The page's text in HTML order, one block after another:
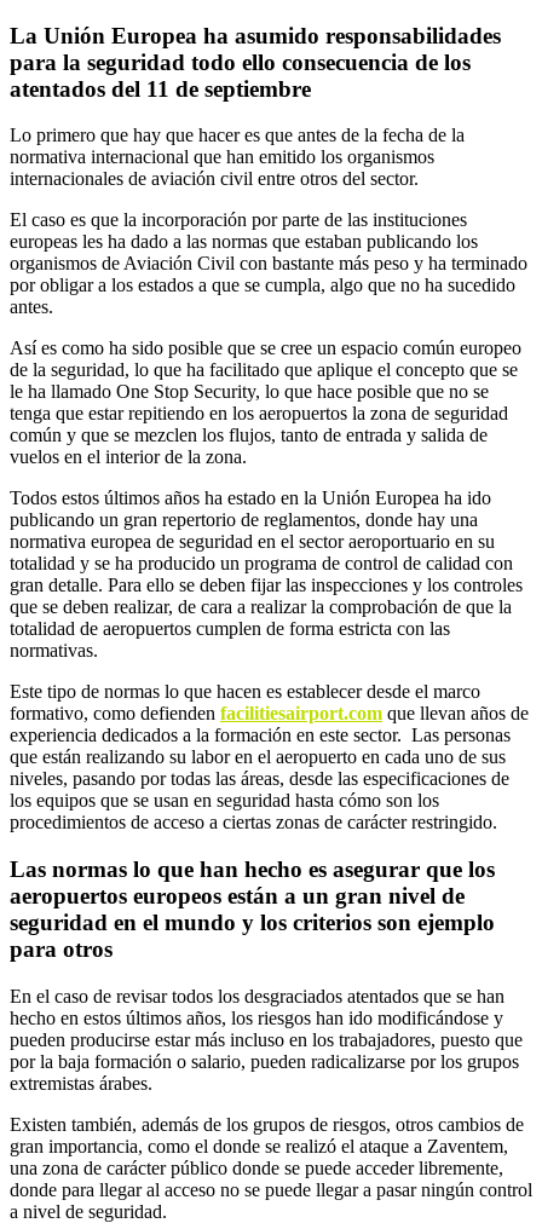
La Unión Europea ha asumido responsabilidades
para la seguridad todo ello consecuencia de los
atentados del 11 de septiembre
Lo primero que hay que hacer es que antes de la fecha de la
normativa internacional que han emitido los organismos
internacionales de aviación civil entre otros del sector.
El caso es que la incorporación por parte de las instituciones
europeas les ha dado a las normas que estaban publicando los
organismos de Aviación Civil con bastante más peso y ha terminado
por obligar a los estados a que se cumpla, algo que no ha sucedido
antes.
Así es como ha sido posible que se cree un espacio común europeo
de la seguridad, lo que ha facilitado que aplique el concepto que se
le ha llamado One Stop Security, lo que hace posible que no se
tenga que estar repitiendo en los aeropuertos la zona de seguridad
común y que se mezclen los flujos, tanto de entrada y salida de
vuelos en el interior de la zona.
Todos estos últimos años ha estado en la Unión Europea ha ido
publicando un gran repertorio de reglamentos, donde hay una
normativa europea de seguridad en el sector aeroportuario en su
totalidad y se ha producido un programa de control de calidad con
gran detalle. Para ello se deben fijar las inspecciones y los controles
que se deben realizar, de cara a realizar la comprobación de que la
totalidad de aeropuertos cumplen de forma estricta con las
normativas.
Este tipo de normas lo que hacen es establecer desde el marco
formativo, como defienden facilitiesairport.com que llevan años de
experiencia dedicados a la formación en este sector. Las personas
que están realizando su labor en el aeropuerto en cada uno de sus
niveles, pasando por todas las áreas, desde las especificaciones de
los equipos que se usan en seguridad hasta cómo son los
procedimientos de acceso a ciertas zonas de carácter restringido.
Las normas lo que han hecho es asegurar que los
aeropuertos europeos están a un gran nivel de
seguridad en el mundo y los criterios son ejemplo
para otros
En el caso de revisar todos los desgraciados atentados que se han
hecho en estos últimos años, los riesgos han ido modificándose y
pueden producirse estar más incluso en los trabajadores, puesto que
por la baja formación o salario, pueden radicalizarse por los grupos
extremistas árabes.
Existen también, además de los grupos de riesgos, otros cambios de
gran importancia, como el donde se realizó el ataque a Zaventem,
una zona de carácter público donde se puede acceder libremente,
donde para llegar al acceso no se puede llegar a pasar ningún control
a nivel de seguridad.